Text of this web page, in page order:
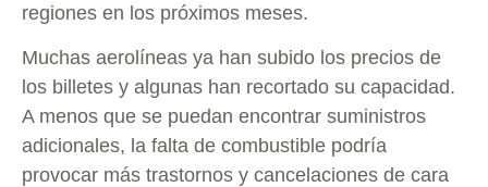
regiones en los próximos meses.
Muchas aerolíneas ya han subido los precios de
los billetes y algunas han recortado su capacidad.
A menos que se puedan encontrar suministros
adicionales, la falta de combustible podría
provocar más trastornos y cancelaciones de cara